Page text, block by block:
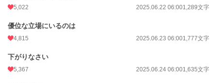
5,022 2025.06.22 06:001,289文字
優位な立場にいるのは
4,815 2025.06.23 06:001,777文字
下がりなさい
5,367 2025.06.24 06:001,635文字